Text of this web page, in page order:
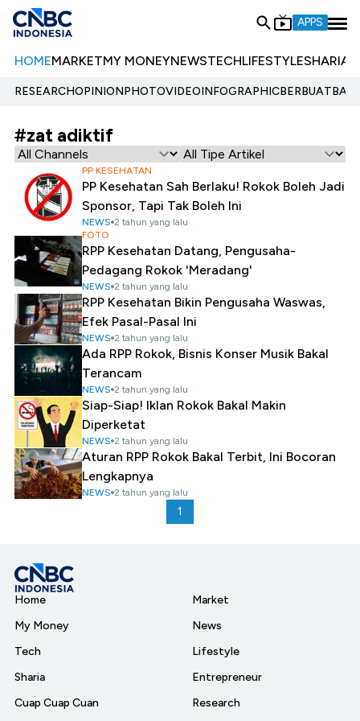
APPS
HOMEMARKETMY MONEYNEWSTECHLIFESTYLESHARIA
RESEARCHOPINIONPHOTOVIDEOINFOGRAPHIC
#zat adiktif
PP KESEHATAN
PP Kesehatan Sah Berlaku! Rokok Boleh Jadi
Sponsor, Tapi Tak Boleh Ini
NEWS 2 tahun yang lalu
FOTO
RPP Kesehatan Datang, Pengusaha-
Pedagang Rokok 'Meradang'
NEWS 2 tahun yang lalu
RPP Kesehatan Bikin Pengusaha Waswas,
Efek Pasal-Pasal Ini
NEWS 2 tahun yang lalu
Ada RPP Rokok, Bisnis Konser Musik Bakal
Terancam
NEWS 2 tahun yang lalu
Siap-Siap! Iklan Rokok Bakal Makin
Diperketat
NEWS 2 tahun yang lalu
Aturan RPP Rokok Bakal Terbit, Ini Bocoran
Lengkapnya
NEWS 2 tahun yang lalu
1
Home
My Money
Tech
Sharia
Cuap Cuap Cuan
Market
News
Lifestyle
Entrepreneur
Research